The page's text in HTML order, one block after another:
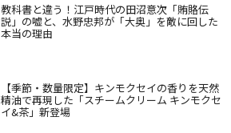
教科書と違う！江戸時代の田沼意次「賄賂伝
説」の嘘と、水野忠邦が「大奥」を敵に回した
本当の理由
【季節・数量限定】キンモクセイの香りを天然
精油で再現した「スチームクリーム キンモクセ
イ&茶」新登場